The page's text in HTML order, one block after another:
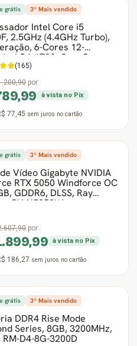
grátis 3º Mais vendido
Intel Core i5
2.5GHz (4.4GHz Turbo),
6-Cores 12-
LGA 1700, Com C
(165)
por:
à vista no Pix
77,45 sem juros no cartão
grátis 3º Mais vendido
Vídeo Gigabyte NVIDIA
RTX 5050 Windforce OC
GDDR6, DLSS, Ray
GV-N5050W
por:
à vista no Pix
186,27 sem juros no cartão
grátis 3º Mais vendido
DDR4 Rise Mode
Series, 8GB, 3200MHz,
D4-8G-3200D